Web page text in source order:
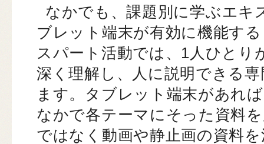
なかでも、課題別に学ぶエキ
ブレット端末が有効に機能す
スパート活動では、1人ひとり
深く理解し、人に説明できる
ます。タブレット端末があれ
なかで各テーマにそった資料
ではなく動画や静止画の資料